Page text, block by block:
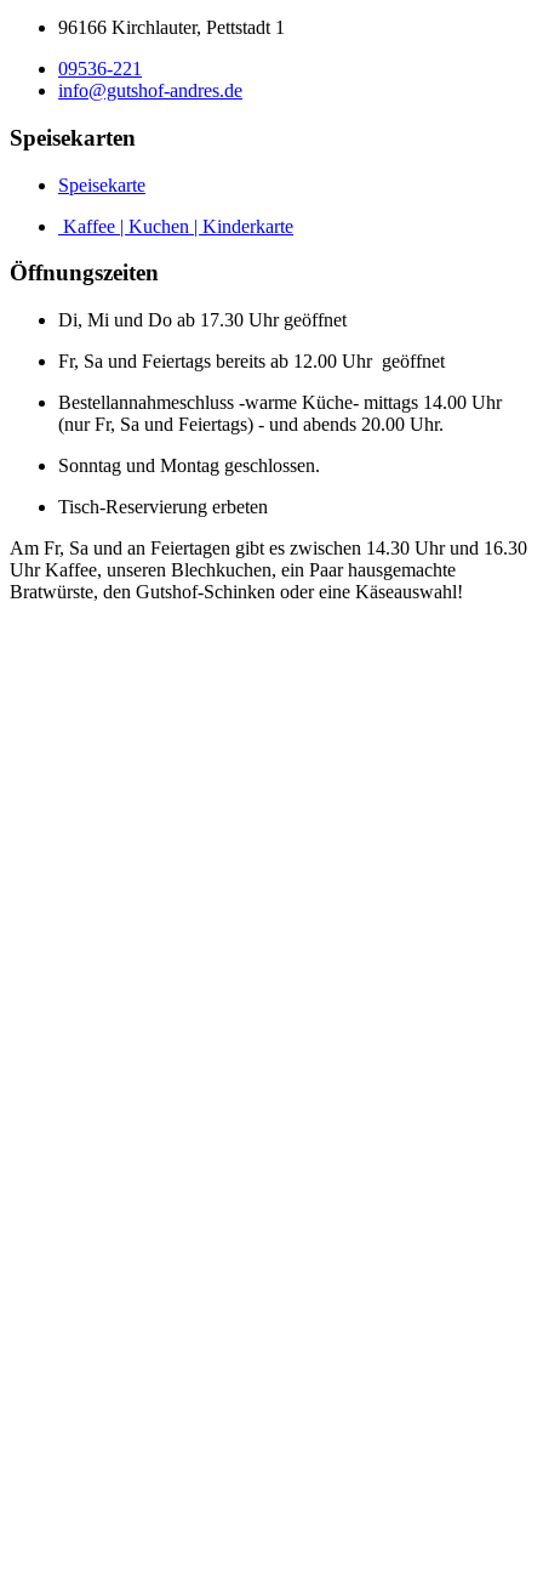
96166 Kirchlauter, Pettstadt 1
09536-221
info@gutshof-andres.de
Speisekarten
Speisekarte
Kaffee | Kuchen | Kinderkarte
Öffnungszeiten
Di, Mi und Do ab 17.30 Uhr geöffnet
Fr, Sa und Feiertags bereits ab 12.00 Uhr geöffnet
Bestellannahmeschluss -warme Küche- mittags 14.00 Uhr
(nur Fr, Sa und Feiertags) - und abends 20.00 Uhr.
Sonntag und Montag geschlossen.
Tisch-Reservierung erbeten
Am Fr, Sa und an Feiertagen gibt es zwischen 14.30 Uhr und 16.30
Uhr Kaffee, unseren Blechkuchen, ein Paar hausgemachte
Bratwürste, den Gutshof-Schinken oder eine Käseauswahl!